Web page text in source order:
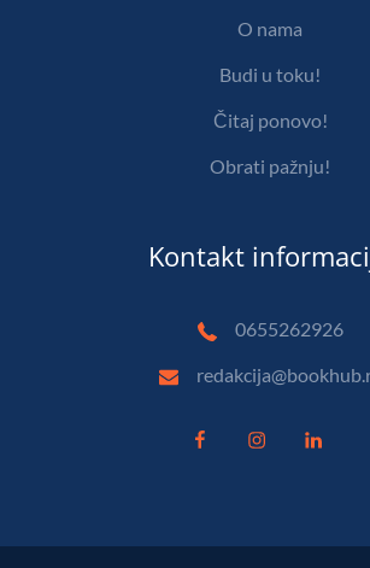
O nama
Budi u toku!
Čitaj ponovo!
Obrati pažnju!
Kontakt
0655262926